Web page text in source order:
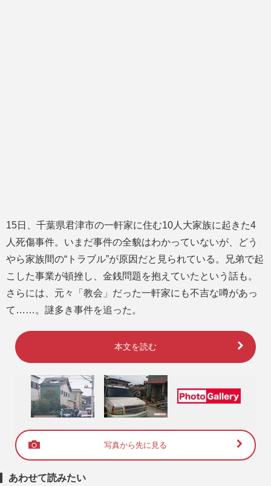
15日、千葉県君津市の一軒家に住む10人大家族に起きた4
人死傷事件。いまだ事件の全貌はわかっていないが、どう
やら家族間の“トラブル”が原因だと見られている。兄弟で起
こした事業が頓挫し、金銭問題を抱えていたという話も。
さらには、元々「教会」だった一軒家にも不吉な噂があっ
て……。謎多き事件を追った。
本文を読む
写真から先に見る
あわせて読みたい